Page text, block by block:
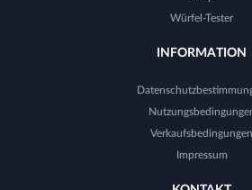
Würfel-Tester
INFORMATION
Verkaufsbedingungen
Impressum